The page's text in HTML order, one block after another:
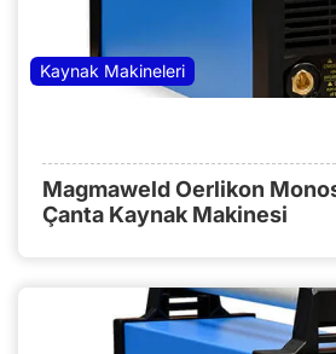
Kaynak Makineleri
Magmaweld Oerlikon
Çanta Kaynak Makinesi